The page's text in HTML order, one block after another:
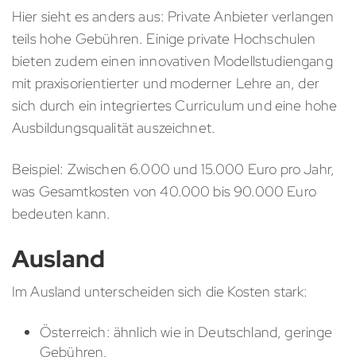
Hier sieht es anders aus: Private Anbieter verlangen
teils hohe Gebühren. Einige private Hochschulen
bieten zudem einen innovativen Modellstudiengang
mit praxisorientierter und moderner Lehre an, der
sich durch ein integriertes Curriculum und eine hohe
Ausbildungsqualität auszeichnet.
Beispiel: Zwischen 6.000 und 15.000 Euro pro Jahr,
was Gesamtkosten von 40.000 bis 90.000 Euro
bedeuten kann.
Ausland
Im Ausland unterscheiden sich die Kosten stark:
Österreich: ähnlich wie in Deutschland, geringe
Gebühren.